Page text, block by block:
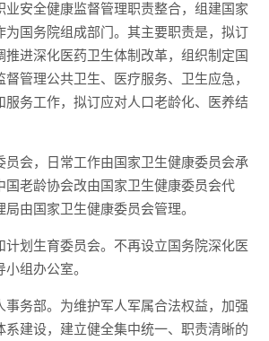
业安全健康监督管理职责整合，组建国家
为国务院组成部门。其主要职责是，拟订
推进深化医药卫生体制改革，组织制定国
管理公共卫生、医疗服务、卫生应急，
服务工作，拟订应对人口老龄化、医养结
员会，日常工作由国家卫生健康委员会承
国老龄协会改由国家卫生健康委员会代
由国家卫生健康委员会管理。
计划生育委员会。不再设立国务院深化医
组办公室。
事务部。为维护军人军属合法权益，加强
系建设，建立健全集中统一、职责清晰的